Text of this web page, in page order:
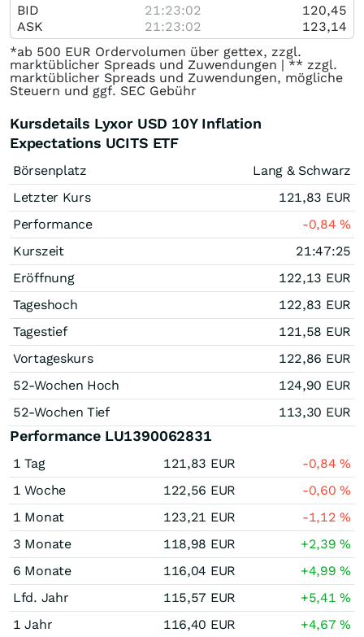
BID 21:23:02
120,45
ASK
21:23:02
123,14
*ab 500 EUR Ordervolumen über gettex, zzgl.
marktüblicher Spreads und Zuwendungen | ** zzgl.
marktüblicher Spreads und Zuwendungen, mögliche
Steuern und ggf. SEC Gebühr
Kursdetails Lyxor USD 10Y Inflation
Expectations UCITS ETF
Börsenplatz
Lang & Schwarz
Letzter Kurs
121,83 EUR
Performance
-0,84%
Kurszeit
21:47:25
Eröffnung
122,13 EUR
Tageshoch
122,83 EUR
Tagestief
121,58 EUR
Vortageskurs
122,86 EUR
52-Wochen Hoch
124,90 EUR
52-Wochen Tief
113,30 EUR
Performance LU1390062831
1 Tag 121,83 EUR -0,84%
1 Woche
122,56 EUR -0,60%
1 Monat
123,21 EUR -1,12%
3 Monate
118,98 EUR +2,39%
6 Monate
116,04 EUR +4,99%
Lfd. Jahr
115,57 EUR +5,41%
1 Jahr
116,40 EUR +4,67%